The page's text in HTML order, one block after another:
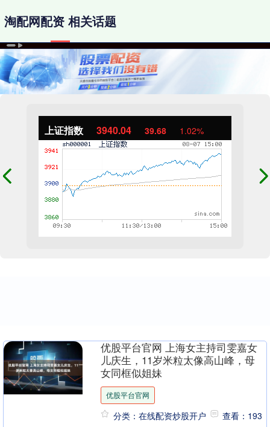
上证指数 3940.04 39.68 1.02%
淘配网配资 相关话题
优股平台官网 上海女主持司雯嘉女
儿庆生，11岁米粒太像高山峰，母
女同框似姐妹
优股平台官网
分类：在线配资炒股开户 查看：193